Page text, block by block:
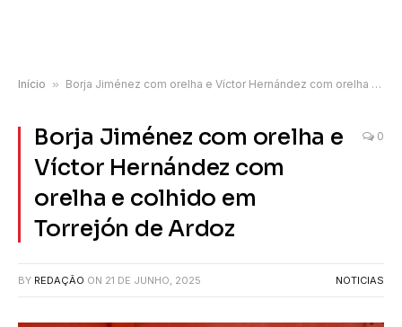
Início » Borja Jiménez com orelha e Víctor Hernández com orelha e colhido em Torrejón de Ardoz
Borja Jiménez com orelha e
Víctor Hernández com
orelha e colhido em
Torrejón de Ardoz
0
BY REDAÇÃO ON 21 DE JUNHO, 2025 NOTICIAS